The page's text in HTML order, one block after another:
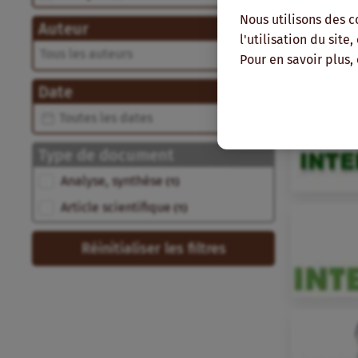
Nous utilisons des
l'utilisation du site,
Pour en savoir
Auteur
Auteur
Auteur
Date
Date
Date
Type de document
Type de document
Analyse, synthèse
Article scientifique
Réinitialiser les filtres